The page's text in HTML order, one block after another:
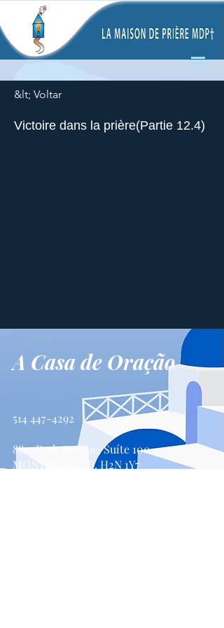
&lt; Voltar
Victoire dans la prière(Partie 12.4)
A Casa de Oração
514 447-4292
8815 Park Avenue, Suíte 100
MONTREAL, CQ, H2N 1Y7